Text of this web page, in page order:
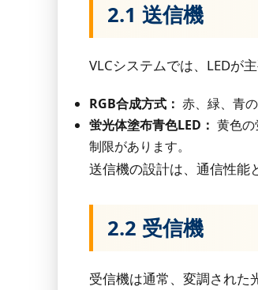
2.1 送信機
VLCシステムでは、LEDが
RGB合成方式： 赤、緑、青
蛍光体塗布青色LED： 黄色
制限があります。
送信機の設計は、通信性能
2.2 受信機
受信機は通常、変調された